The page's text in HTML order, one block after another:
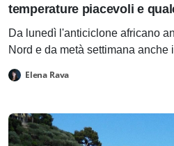
temperature piacevoli e
Da lunedì l'anticiclone africano
Nord e da metà settimana anche
Elena Rava